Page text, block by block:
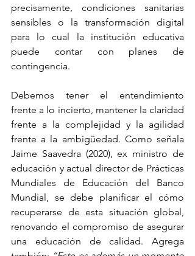
precisamente, condiciones sanitarias
sensibles o la transformación digital
para lo cual la institución educativa
puede contar con planes de
contingencia.
Debemos tener el entendimiento
frente a lo incierto, mantener la claridad
frente a la complejidad y la agilidad
frente a la ambigüedad. Como señala
Jaime Saavedra (2020), ex ministro de
educación y actual director de Prácticas
Mundiales de Educación del Banco
Mundial, se debe planificar el cómo
recuperarse de esta situación global,
renovando el compromiso de asegurar
una educación de calidad. Agrega